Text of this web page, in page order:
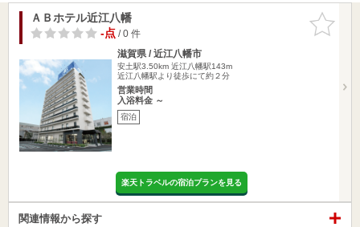
お気に入
りに追加
ＡＢホテル近江八幡
-点/ 0 件
滋賀県 / 近江八幡市
安土駅3.50km 近江八幡駅143m
近江八幡駅より徒歩にて約２分
営業時間
入浴料金 ～
宿泊
楽天トラベルの宿泊プランを見る
関連情報から探す